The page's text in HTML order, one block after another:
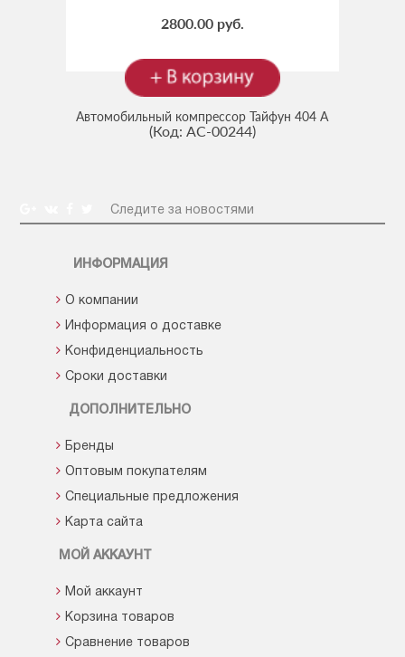
2800.00 руб.
Автомобильный компрессор Тайфун 404 A
(Код: AC-00244)
Следите за новостями
ИНФОРМАЦИЯ
О компании
Информация о доставке
Конфиденциальность
Сроки доставки
ДОПОЛНИТЕЛЬНО
Бренды
Оптовым покупателям
Специальные предложения
Карта сайта
МОЙ АККАУНТ
Мой аккаунт
Корзина товаров
Сравнение товаров